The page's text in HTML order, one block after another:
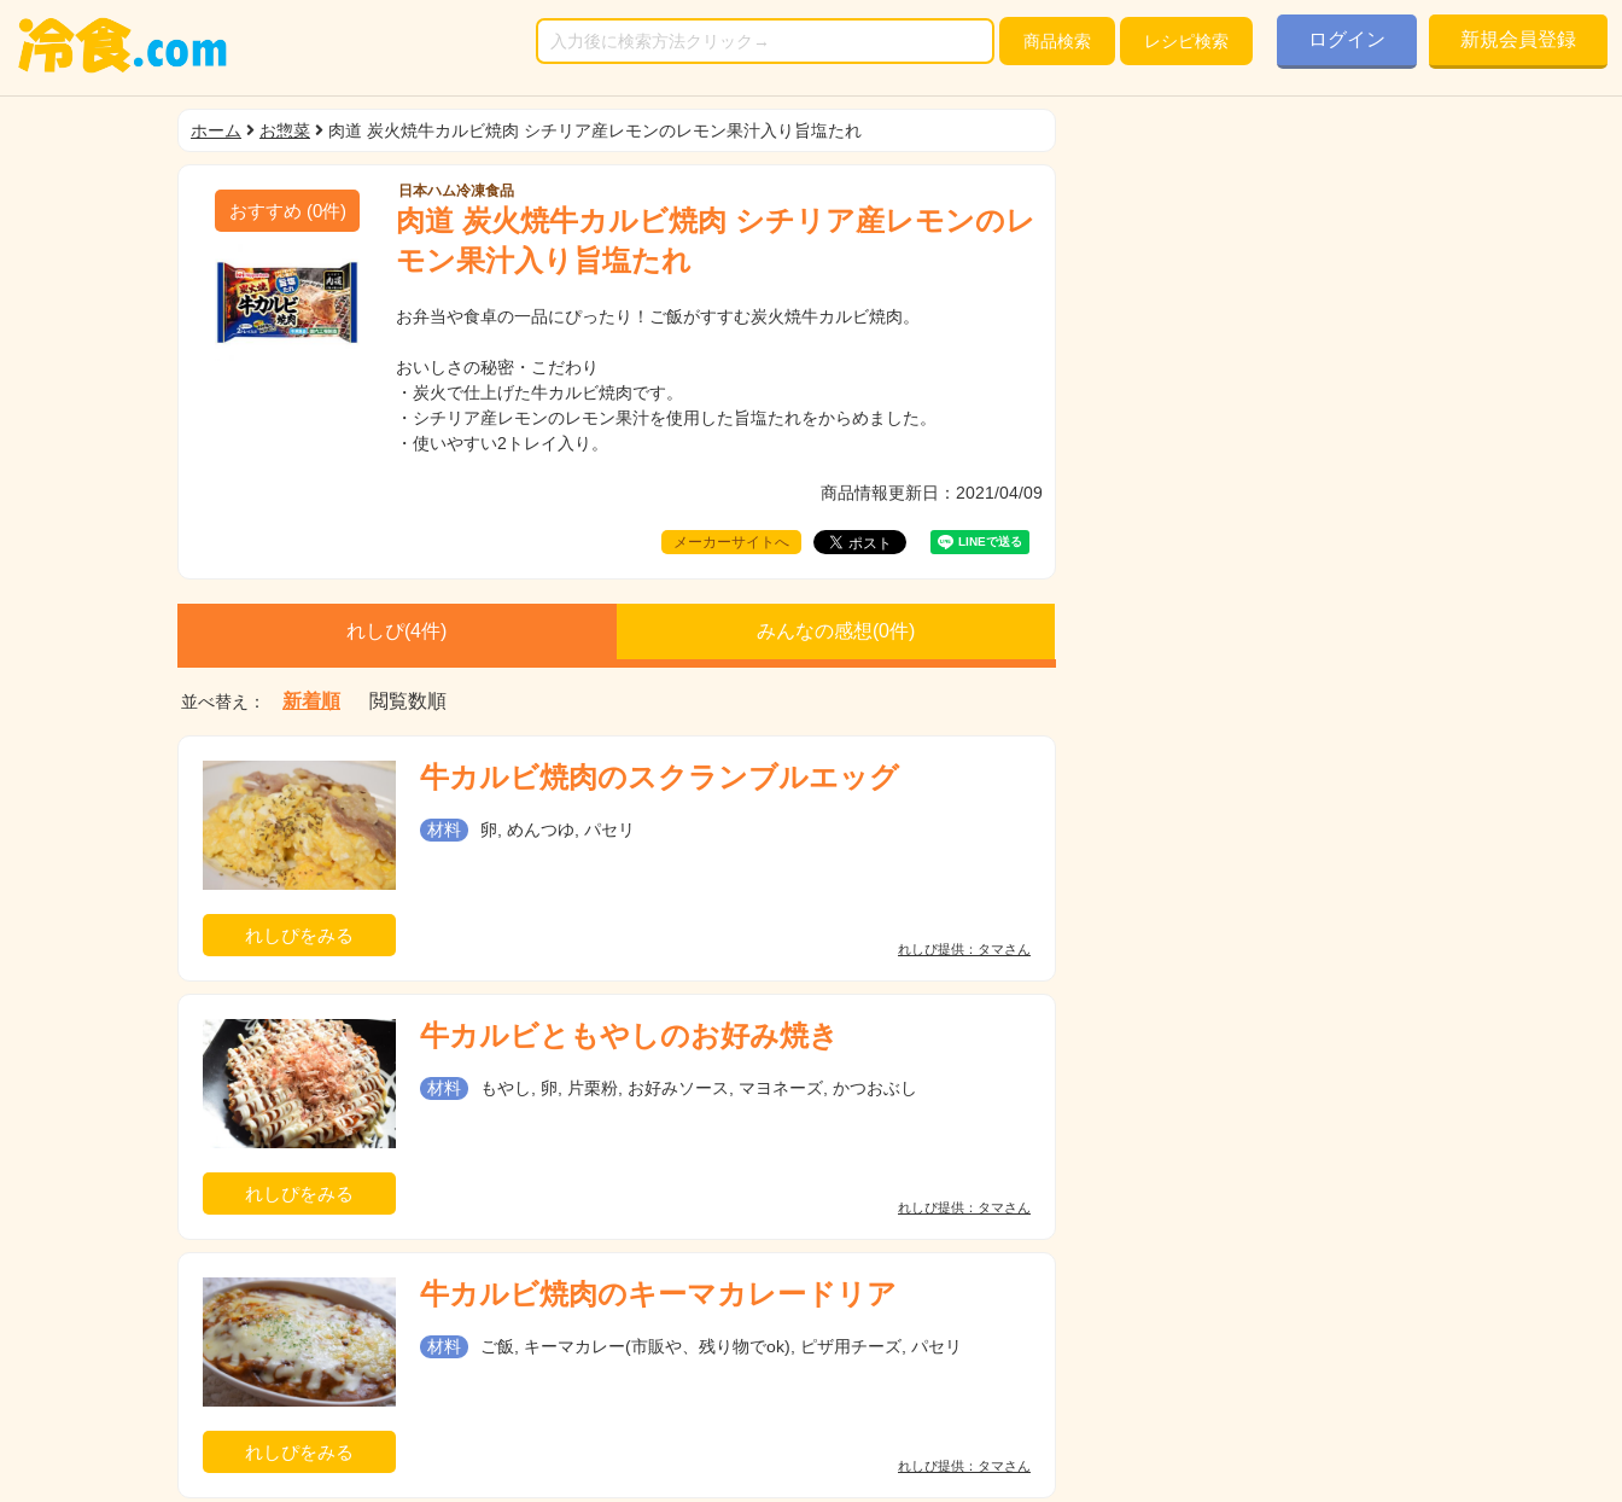
商品検索 レシピ検索 ログイン 新規会員登録
ホーム お惣菜 肉道 炭火焼牛カルビ焼肉 シチリア産レモンのレモン果汁入り旨塩たれ
おすすめ (0件)
日本ハム冷凍食品
肉道 炭火焼牛カルビ焼肉 シチリア産レモンのレ
モン果汁入り旨塩たれ
お弁当や食卓の一品にぴったり！ご飯がすすむ炭火焼牛カルビ焼肉。
おいしさの秘密・こだわり
・炭火で仕上げた牛カルビ焼肉です。
・シチリア産レモンのレモン果汁を使用した旨塩たれをからめました。
・使いやすい2トレイ入り。
商品情報更新日：2021/04/09
メーカーサイトへ
れしぴ(4件) みんなの感想(0件)
並べ替え： 新着順 閲覧数順
れしぴをみる
牛カルビ焼肉のスクランブルエッグ
材料 卵, めんつゆ, パセリ
れしぴ提供：タマさん
れしぴをみる
牛カルビともやしのお好み焼き
材料 もやし, 卵, 片栗粉, お好みソース, マヨネーズ, かつおぶし
れしぴ提供：タマさん
れしぴをみる
牛カルビ焼肉のキーマカレードリア
材料 ご飯, キーマカレー(市販や、残り物でok), ピザ用チーズ, パセリ
れしぴ提供：タマさん